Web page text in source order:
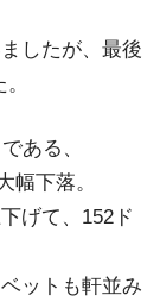
したが、最後
ある、
幅下落。
げて、152ド
ットも軒並み